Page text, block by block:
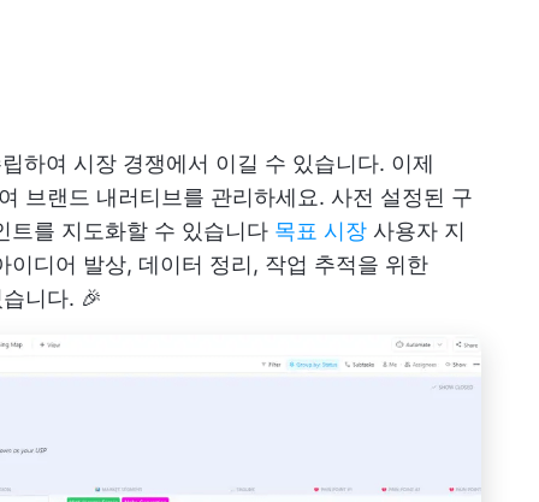
하여 시장 경쟁에서 이길 수 있습니다. 이제
브랜드 내러티브를 관리하세요. 사전 설정된 구
트를 지도화할 수 있습니다 목표 시장 사용자 지
디어 발상, 데이터 정리, 작업 추적을 위한
니다. 🎉